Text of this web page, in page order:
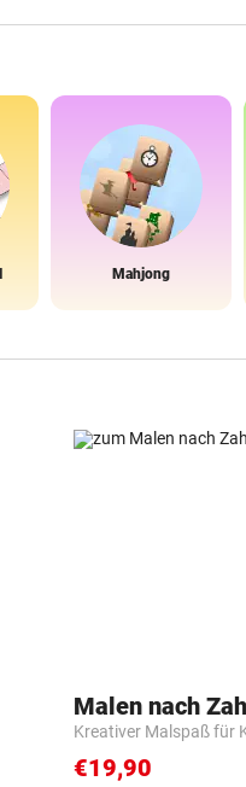
Mahjong
Malen nach
Kreativer Malspaß für
€19,90